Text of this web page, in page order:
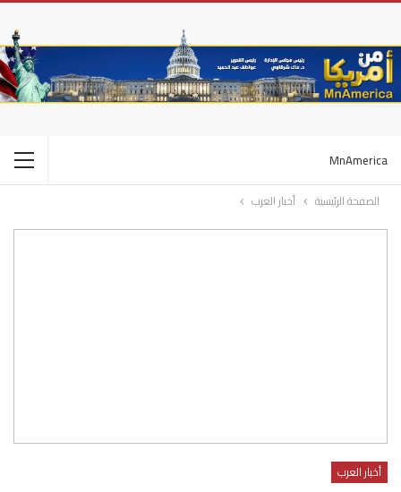
MnAmerica
الصفحة الرئيسية أخبار العرب
أخبار العرب